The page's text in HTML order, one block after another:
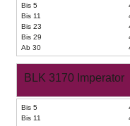
Bis 5
Bis 11
Bis 23
Bis 29
Ab 30
BLK 3170 Imperator
Bis 5
Bis 11